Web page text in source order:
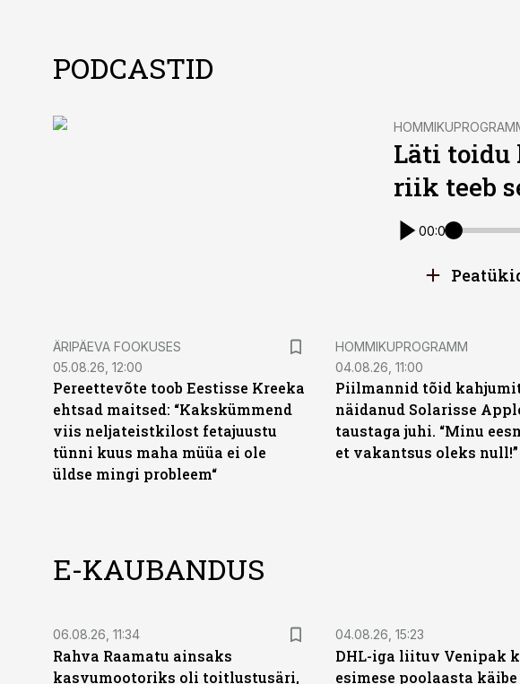
PODCASTID
Läti toidu
riik teeb
00:00
ÄRIPÄEVA FOOKUSES
05.08.26, 12:00
Pereettevõte toob Eestisse Kreeka
ehtsad maitsed: “Kakskümmend
viis neljateistkilost fetajuustu
tünni kuus maha müüa ei ole
üldse mingi probleem“
HOMMIKUPROGRAMM
04.08.26, 11:00
Piilmannid tõid
näidanud Solarisse
taustaga juhi. “Minu
et vakantsus oleks null!”
E-KAUBANDUS
06.08.26, 11:34
Rahva Raamatu ainsaks
kasvumootoriks oli toitlustusäri,
04.08.26, 15:23
DHL-iga liituv Venipak
esimese poolaasta käibe